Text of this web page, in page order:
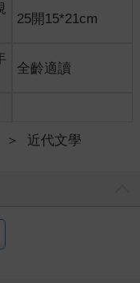
寫作之路，終於變成
等到《現代文學》一
個宴會上了。三毛那
舞。我記得三毛穿了
需要人保護的迷途女
色彩瑰麗的浪漫世
始森林的探幽──這些常
的，難怪三毛變成了
的消息傳來，大家都
同面貌身分的三毛，
25開15*21cm
全齡適讀
＞ 近代文學